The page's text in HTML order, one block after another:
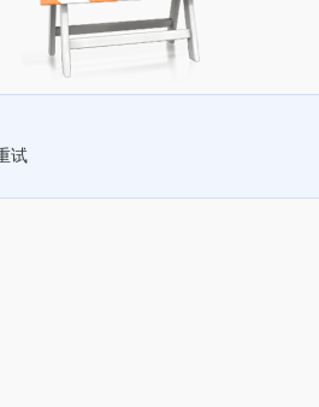
试